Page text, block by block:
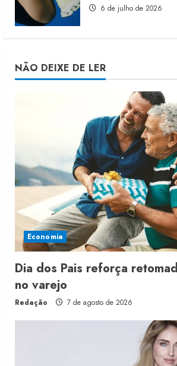
6 de julho de 2026
NÃO DEIXE DE LER
Economia
Dia dos Pais reforça
no varejo
Redação 7 de agosto de 2026